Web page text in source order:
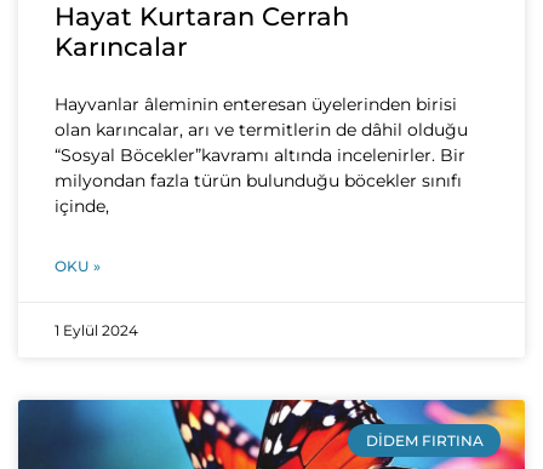
Hayat Kurtaran Cerrah
Karıncalar
Hayvanlar âleminin enteresan üyelerinden birisi
olan karıncalar, arı ve termitlerin de dâhil olduğu
“Sosyal Böcekler”kavramı altında incelenirler. Bir
milyondan fazla türün bulunduğu böcekler sınıfı
içinde,
OKU »
1 Eylül 2024
DIDEM FIRTINA